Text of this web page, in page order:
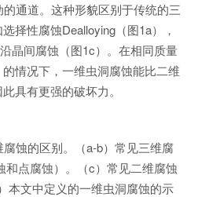
的通道。这种形貌区别于传统的三
择性腐蚀Dealloying（图1a），
晶间腐蚀（图1c）。在相同质量
情况下，一维虫洞腐蚀能比二维
具有更强的破坏力。
蚀的区别。（a-b）常见三维腐
和点腐蚀）。（c）常见二维腐蚀
本文中定义的一维虫洞腐蚀的示